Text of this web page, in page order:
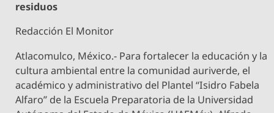
residuos
Redacción El Monitor
Atlacomulco, México.- Para fortalecer la educación y la
cultura ambiental entre la comunidad auriverde, el
académico y administrativo del Plantel “Isidro Fabela
Alfaro” de la Escuela Preparatoria de la Universidad